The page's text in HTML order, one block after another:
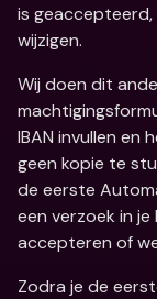
is geaccepteerd,
wijzigen.
Wij doen dit
IBAN invullen en
geen kopie te
de eerste
een verzoek in
accepteren of
Zodra je de